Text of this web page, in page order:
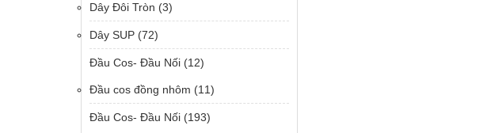
Dây Đôi Tròn (3)
Dây SUP (72)
Đầu Cos- Đầu Nối (12)
Đầu cos đồng nhôm (11)
Đầu Cos- Đầu Nối (193)